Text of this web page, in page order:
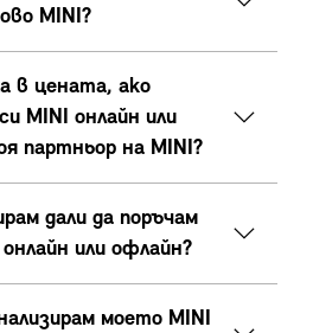
MINI?
в цената, ако
MINI онлайн или
партньор на MINI?
дали да поръчам
или офлайн?
моето MINI